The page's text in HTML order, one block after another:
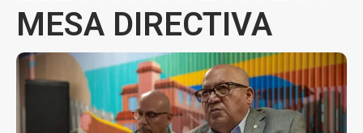
MESA DIRECTIVA